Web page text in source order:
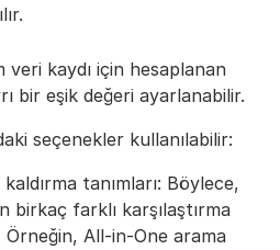
kaydı için hesaplanan
bir eşik değeri ayarlanabilir.
seçenekler kullanılabilir:
tanımları: Böylece,
birkaç farklı karşılaştırma
All-in-One arama